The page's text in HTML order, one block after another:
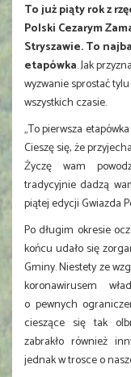
To już piąty rok z
Polski Cezarym
Stryszawie. To
etapówka. Jak
wyzwanie sprostać
wszystkich czasie.
„To pierwsza
Cieszę się, że
Życzę wam
tradycyjnie dadzą
piątej edycji Gwiazda
Po długim okresie
końcu udało się
Gminy. Niestety ze
koronawirusem
o pewnych
cieszące się tak
zabrakło również
jednak w trosce o